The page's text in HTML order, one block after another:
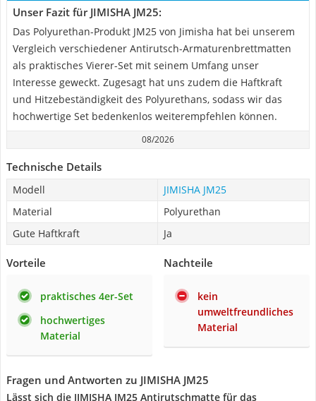
Unser Fazit für JIMISHA JM25:
Das Polyurethan-Produkt JM25 von Jimisha hat bei unserem
Vergleich verschiedener Antirutsch-Armaturenbrettmatten
als praktisches Vierer-Set mit seinem Umfang unser
Interesse geweckt. Zugesagt hat uns zudem die Haftkraft
und Hitzebeständigkeit des Polyurethans, sodass wir das
hochwertige Set bedenkenlos weiterempfehlen können.
08/2026
Technische Details
Modell
JIMISHA JM25
Material
Polyurethan
Gute Haftkraft
Ja
Vorteile
praktisches 4er-Set
hochwertiges
Material
Nachteile
kein
umweltfreundliches
Material
Fragen und Antworten zu JIMISHA JM25
Lässt sich die JIMISHA JM25 Antirutschmatte für das